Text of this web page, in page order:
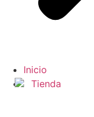
Inicio
Tienda